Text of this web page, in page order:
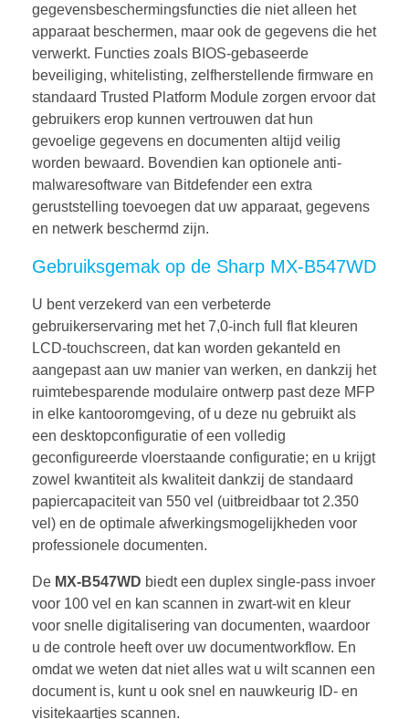
gegevensbeschermingsfuncties die niet alleen het
apparaat beschermen, maar ook de gegevens die het
verwerkt. Functies zoals BIOS-gebaseerde
beveiliging, whitelisting, zelfherstellende firmware en
standaard Trusted Platform Module zorgen ervoor dat
gebruikers erop kunnen vertrouwen dat hun
gevoelige gegevens en documenten altijd veilig
worden bewaard. Bovendien kan optionele anti-
malwaresoftware van Bitdefender een extra
geruststelling toevoegen dat uw apparaat, gegevens
en netwerk beschermd zijn.
Gebruiksgemak op de Sharp MX-B547WD
U bent verzekerd van een verbeterde
gebruikerservaring met het 7,0-inch full flat kleuren
LCD-touchscreen, dat kan worden gekanteld en
aangepast aan uw manier van werken, en dankzij het
ruimtebesparende modulaire ontwerp past deze MFP
in elke kantooromgeving, of u deze nu gebruikt als
een desktopconfiguratie of een volledig
geconfigureerde vloerstaande configuratie; en u krijgt
zowel kwantiteit als kwaliteit dankzij de standaard
papiercapaciteit van 550 vel (uitbreidbaar tot 2.350
vel) en de optimale afwerkingsmogelijkheden voor
professionele documenten.
De MX-B547WD biedt een duplex single-pass invoer
voor 100 vel en kan scannen in zwart-wit en kleur
voor snelle digitalisering van documenten, waardoor
u de controle heeft over uw documentworkflow. En
omdat we weten dat niet alles wat u wilt scannen een
document is, kunt u ook snel en nauwkeurig ID- en
visitekaartjes scannen.